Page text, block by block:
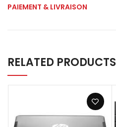
PAIEMENT & LIVRAISON
RELATED PRODUCTS